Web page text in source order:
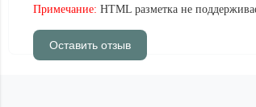
Примечание: HTML разметка не
Оставить отзыв